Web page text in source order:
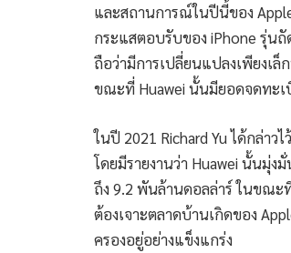
และสถานการณ์ในปีนี้ของ
กระแสตอบรับของ iPhone รุ่น
ถือว่ามีการเปลี่ยนแปลงเพียงเ
ขณะที่ Huawei นั้นมียอดจดทะเ
ในปี 2021 Richard Yu ได้กล่า
โดยมีรายงานว่า Huawei นั้นมุ่
ถึง 9.2 พันล้านดอลล่าร์ ในขณะ
ต้องเจาะตลาดบ้านเกิดของ
ครองอยู่อย่างแข็งแกร่ง